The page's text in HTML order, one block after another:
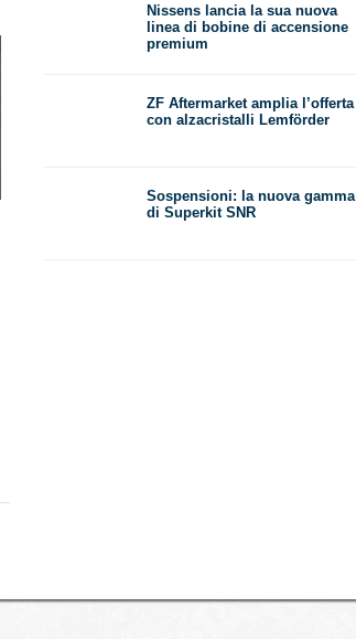
Nissens lancia la sua nuova
linea di bobine di accensione
premium
ZF Aftermarket amplia l’offerta
con alzacristalli Lemförder
​Sospensioni: la nuova gamma
di Superkit SNR